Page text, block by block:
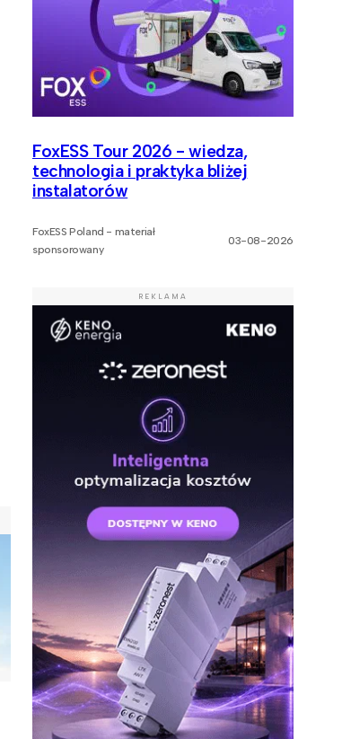
FoxESS Tour 2026 - wiedza,
technologia i praktyka bliżej
instalatorów
FoxESS Poland - materiał
sponsorowany
03-08-2026
REKLAMA